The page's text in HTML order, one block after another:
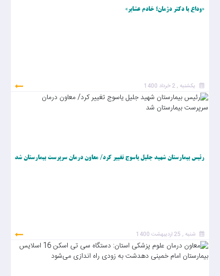
«وداع با دکتر دژمان؛ خادم عشایر»
یکشنبه , 2 خرداد 1400
رئیس بیمارستان شهید جلیل یاسوج تغییر کرد/ معاون درمان سرپرست بیمارستان شد
شنبه , 25 اردیبهشت 1400